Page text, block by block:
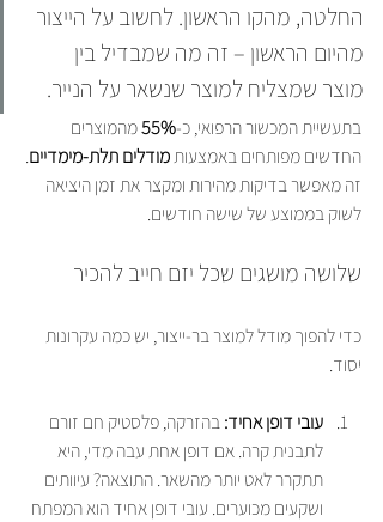
החלטה, מהקו הראשון. לחשוב על הייצור
מהיום הראשון – זה מה שמבדיל בין
מוצר שמצליח למוצר שנשאר על הנייר.
בתעשיית המכשור הרפואי, כ-55% מהמוצרים
החדשים מפותחים באמצעות מודלים תלת-מימדיים.
זה מאפשר בדיקות מהירות ומקצר את זמן היציאה
לשוק בממוצע של שישה חודשים.
שלושה מושגים שכל יזם חייב להכיר
כדי להפוך מודל למוצר בר-ייצור, יש כמה עקרונות
יסוד.
עובי דופן אחיד: בהזרקה, פלסטיק חם זורם
לתבנית קרה. אם דופן אחת עבה מדי, היא
תתקרר לאט יותר מהשאר. התוצאה? עיוותים
ושקעים מכוערים. עובי דופן אחיד הוא המפתח